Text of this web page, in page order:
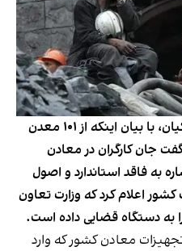
احمد میدری، وزیر کار دولت پزشکیان، با بیان اینکه از ۱۰۱ معدن
گفت جان کارگران در معادن
به فاقد استاندارد و اصول
سنگ کشور اعلام کرد که وزارت تعاون
دستگاه قضایی داده است.
معادن کشور که وارد